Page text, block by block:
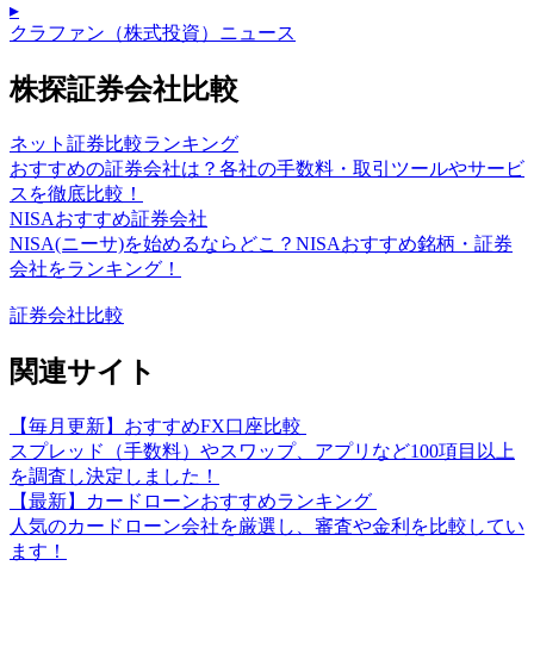
▸
クラファン（株式投資）ニュース
株探証券会社比較
ネット証券比較ランキング
おすすめの証券会社は？各社の手数料・取引ツールやサービ
スを徹底比較！
NISAおすすめ証券会社
NISA(ニーサ)を始めるならどこ？NISAおすすめ銘柄・証券
会社をランキング！
証券会社比較
関連サイト
【毎月更新】おすすめFX口座比較
スプレッド（手数料）やスワップ、アプリなど100項目以上
を調査し決定しました！
【最新】カードローンおすすめランキング
人気のカードローン会社を厳選し、審査や金利を比較してい
ます！